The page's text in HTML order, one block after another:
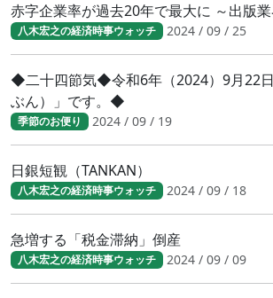
赤字企業率が過去20年で最大に ～出版業
八木宏之の経済時事ウォッチ 2024 / 09 / 25
◆二十四節気◆令和6年（2024）9月22
ぶん）」です。◆
季節のお便り 2024 / 09 / 19
日銀短観（TANKAN）
八木宏之の経済時事ウォッチ 2024 / 09 / 18
急増する「税金滞納」倒産
八木宏之の経済時事ウォッチ 2024 / 09 / 09